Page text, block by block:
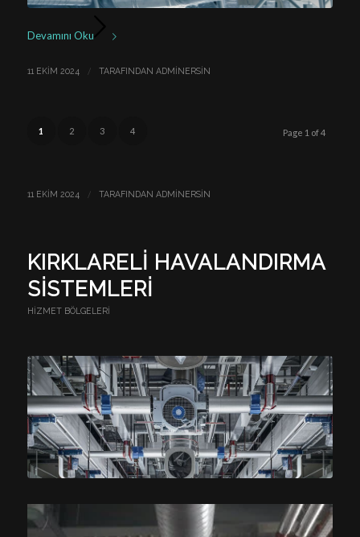
Devamını Oku
11 EKIM 2024 / TARAFINDAN ADMINERSIN
Page 1 of 4
1 2 3 4
11 EKIM 2024 / TARAFINDAN ADMINERSIN
KIRKLARELI HAVALANDIRMA
SISTEMLERI
HIZMET BÖLGELERI